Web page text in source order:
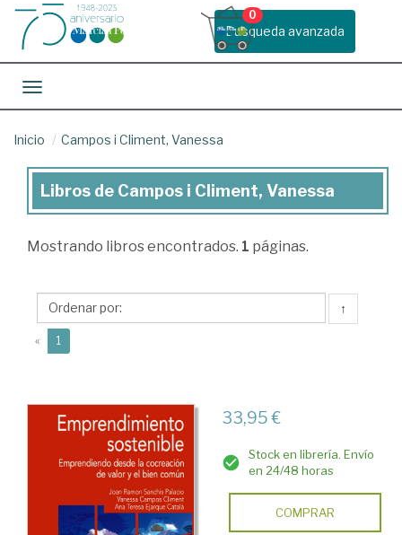
Busqueda avanzada
0
Toggle navigation
Inicio Campos i Climent, Vanessa
Libros
Campos
Climent,
Vanessa
Libros de Campos i Climent, Vanessa
Mostrando libros encontrados. 1 páginas.
↑
« 1
33,95 €
Stock en librería. Envío
en 24/48 horas
COMPRAR